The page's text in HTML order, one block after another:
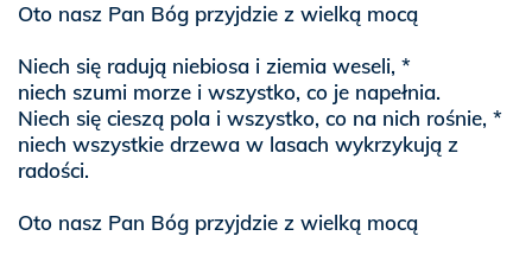
Oto nasz Pan Bóg przyjdzie z wielką mocą
Niech się radują niebiosa i ziemia weseli, *
niech szumi morze i wszystko, co je napełnia.
Niech się cieszą pola i wszystko, co na nich rośnie, *
niech wszystkie drzewa w lasach wykrzykują z
radości.
Oto nasz Pan Bóg przyjdzie z wielką mocą